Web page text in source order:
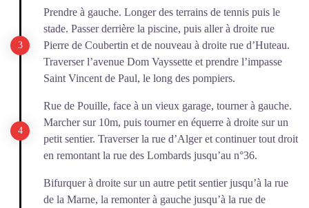
Prendre à gauche. Longer des terrains de tennis puis le
stade. Passer derrière la piscine, puis aller à droite rue
Pierre de Coubertin et de nouveau à droite rue d’Huteau.
Traverser l’avenue Dom Vayssette et prendre l’impasse
Saint Vincent de Paul, le long des pompiers.
Rue de Pouille, face à un vieux garage, tourner à gauche.
Marcher sur 10m, puis tourner en équerre à droite sur un
petit sentier. Traverser la rue d’Alger et continuer tout droit
en remontant la rue des Lombards jusqu’au n°36.
Bifurquer à droite sur un autre petit sentier jusqu’à la rue
de la Marne, la remonter à gauche jusqu’à la rue de